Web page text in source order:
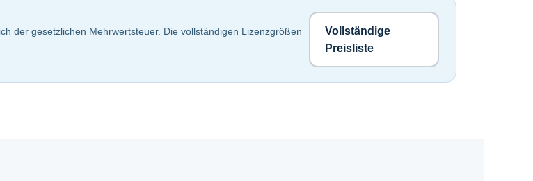
der gesetzlichen Mehrwertsteuer. Die vollständigen Lizenzgrößen
Vollständige
Preisliste